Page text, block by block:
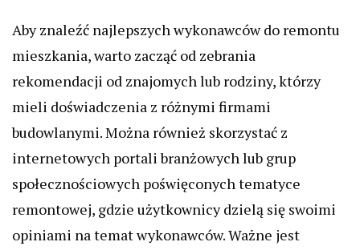
Aby znaleźć najlepszych wykonawców do remontu
mieszkania, warto zacząć od zebrania
rekomendacji od znajomych lub rodziny, którzy
mieli doświadczenia z różnymi firmami
budowlanymi. Można również skorzystać z
internetowych portali branżowych lub grup
społecznościowych poświęconych tematyce
remontowej, gdzie użytkownicy dzielą się swoimi
opiniami na temat wykonawców. Ważne jest